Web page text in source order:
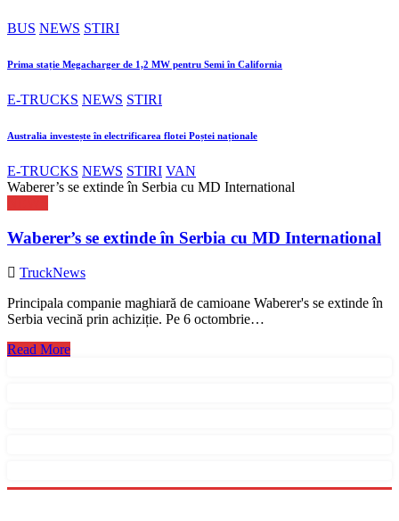
BUS NEWS STIRI
Prima stație Megacharger de 1,2 MW pentru Semi în California
E-TRUCKS NEWS STIRI
Australia investește în electrificarea flotei Poștei naționale
E-TRUCKS NEWS STIRI VAN
Waberer’s se extinde în Serbia cu MD International
Waberer’s se extinde în Serbia cu MD International
TruckNews
Principala companie maghiară de camioane Waberer's se extinde în
Serbia vecină prin achiziție. Pe 6 octombrie…
Read More